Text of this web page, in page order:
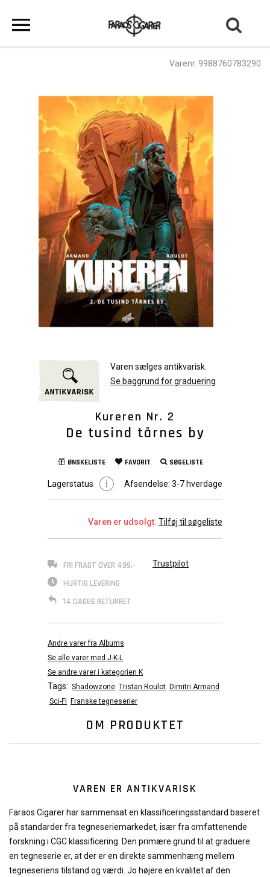
Varenr. 9988760783290
Varen sælges antikvarisk.
Se baggrund for graduering
Kureren Nr. 2
De tusind tårnes by
ØNSKELISTE FAVORIT SØGELISTE
Lagerstatus Afsendelse: 3-7 hverdage
Varen er udsolgt. Tilføj til søgeliste
FRI FRAGT OVER 499,-
HURTIG LEVERING
14 DAGES RETURRET
Trustpilot
Andre varer fra Albums
Se alle varer med J-K-L
Se andre varer i kategorien K
Tags: Shadowzone Tristan Roulot Dimitri Armand
Sci-Fi
Franske tegneserier
OM PRODUKTET
VAREN ER ANTIKVARISK
Faraos Cigarer har sammensat en klassificeringsstandard baseret
på standarder fra tegneseriemarkedet, især fra omfattenende
forskning i CGC klassificering. Den primære grund til at graduere
en tegneserie er, at der er en direkte sammenhæng mellem
tegneseriens tilstand og værdi. Jo højere en kvalitet af den